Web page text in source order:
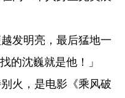
发明亮，最后猛地一
的沈巍就是他！」
火，是电影《乘风破